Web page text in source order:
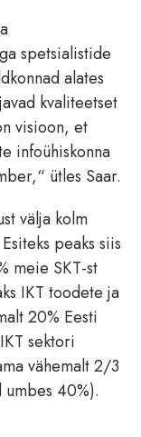
spetsialistide
alates
kvaliteetset
visioon, et
infoühiskonna
ütles Saar.
välja kolm
peaks siis
meie SKT-st
IKT toodete ja
20% Eesti
sektori
vähemalt 2/3
umbes 40%).